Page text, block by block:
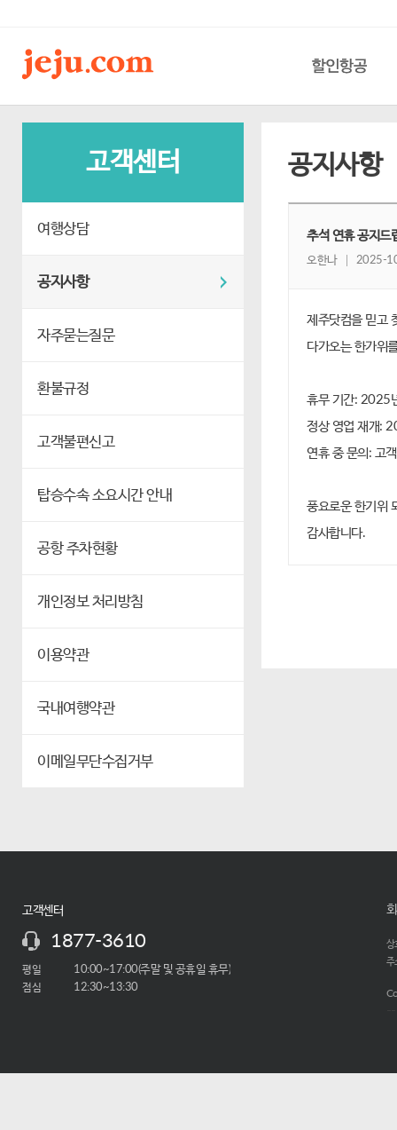
할인항공
고객센터
여행상담
공지사항
자주묻는질문
환불규정
고객불편신고
탑승수속 소요시간 안내
공항 주차현황
개인정보 처리방침
이용약관
국내여행약관
이메일무단수집거부
공지사항
추석 연휴 공지드
오한나 2025-
제주닷컴을 믿고
다가오는 한가위
휴무 기간: 2025
정상 영업 재개:
연휴 중 문의: 고
풍요로운 한기위
감사합니다.
고객센터
1877-3610
평일 10:00~17:00(주말 및 공휴일 휴무)
점심 12:30~13:30
상
주